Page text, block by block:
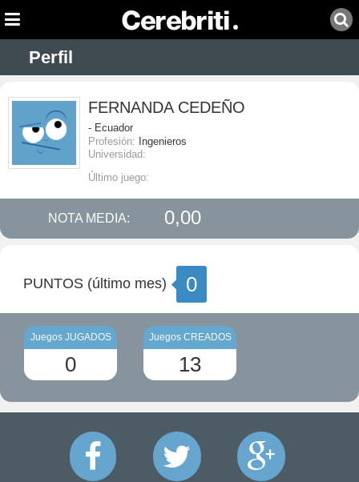
Perfil
FERNANDA CEDEÑO
- Ecuador
Profesión: Ingenieros
Universidad:
Último juego:
NOTA MEDIA: 0,00
PUNTOS (último mes) 0
Juegos JUGADOS
0
Juegos CREADOS
13